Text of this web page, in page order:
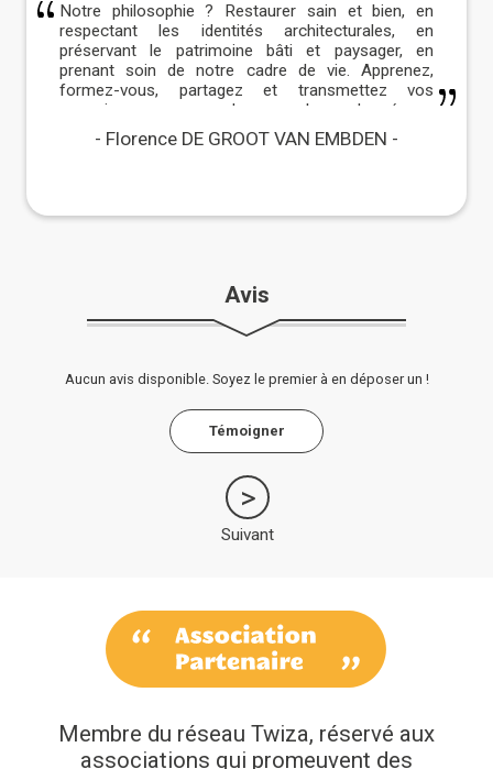
Notre philosophie ? Restaurer sain et bien, en
respectant les identités architecturales, en
préservant le patrimoine bâti et paysager, en
prenant soin de notre cadre de vie. Apprenez,
formez-vous, partagez et transmettez vos
connaissances avec les membres du réseau
Maisons Paysannes !
Florence DE GROOT VAN EMBDEN
Avis
Aucun avis disponible. Soyez le premier à en déposer un !
Témoigner
Suivant
Membre du réseau Twiza, réservé aux
associations qui promeuvent des